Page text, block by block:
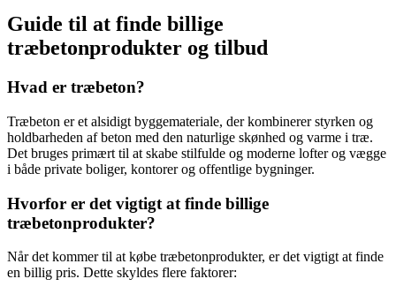
Guide til at finde billige
træbetonprodukter og tilbud
Hvad er træbeton?
Træbeton er et alsidigt byggemateriale, der kombinerer styrken og
holdbarheden af beton med den naturlige skønhed og varme i træ.
Det bruges primært til at skabe stilfulde og moderne lofter og vægge
i både private boliger, kontorer og offentlige bygninger.
Hvorfor er det vigtigt at finde billige
træbetonprodukter?
Når det kommer til at købe træbetonprodukter, er det vigtigt at finde
en billig pris. Dette skyldes flere faktorer: